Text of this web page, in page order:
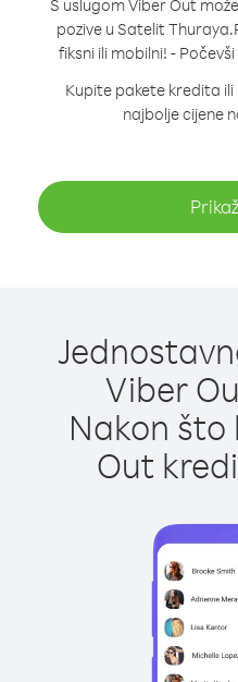
S uslugom Viber Out
pozive u Satelit Thuraya.
fiksni ili mobilni! -
Kupite pakete kredita
najbolje cijene
Viber
Nakon
Out